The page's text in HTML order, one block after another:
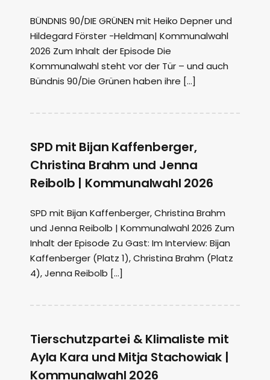
BÜNDNIS 90/DIE GRÜNEN mit Heiko Depner und
Hildegard Förster -Heldman| Kommunalwahl
2026 Zum Inhalt der Episode Die
Kommunalwahl steht vor der Tür – und auch
Bündnis 90/Die Grünen haben ihre […]
SPD mit Bijan Kaffenberger,
Christina Brahm und Jenna
Reibolb | Kommunalwahl 2026
SPD mit Bijan Kaffenberger, Christina Brahm
und Jenna Reibolb | Kommunalwahl 2026 Zum
Inhalt der Episode Zu Gast: Im Interview: Bijan
Kaffenberger (Platz 1), Christina Brahm (Platz
4), Jenna Reibolb […]
Tierschutzpartei & Klimaliste mit
Ayla Kara und Mitja Stachowiak |
Kommunalwahl 2026